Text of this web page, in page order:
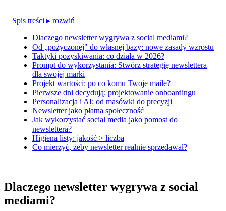
Spis treści ▸ rozwiń
Dlaczego newsletter wygrywa z social mediami?
Od „pożyczonej" do własnej bazy: nowe zasady wzrostu
Taktyki pozyskiwania: co działa w 2026?
Prompt do wykorzystania: Stwórz strategię newslettera
dla swojej marki
Projekt wartości: po co komu Twoje maile?
Pierwsze dni decydują: projektowanie onboardingu
Personalizacja i AI: od masówki do precyzji
Newsletter jako płatna społeczność
Jak wykorzystać social media jako pomost do
newslettera?
Higiena listy: jakość > liczba
Co mierzyć, żeby newsletter realnie sprzedawał?
Dlaczego newsletter wygrywa z social
mediami?